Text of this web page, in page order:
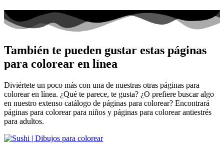
También te pueden gustar estas páginas
para colorear en línea
Diviértete un poco más con una de nuestras otras páginas para
colorear en línea. ¿Qué te parece, te gusta? ¿O prefiere buscar algo
en nuestro extenso catálogo de páginas para colorear? Encontrará
páginas para colorear para niños y páginas para colorear antiestrés
para adultos.